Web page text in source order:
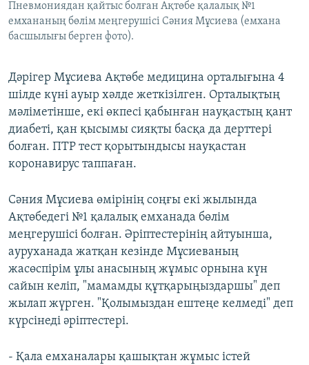
Пневмониядан қайтыс болған Ақтөбе қалалық №1
емхананың бөлім меңгерушісі Сәния Мұсиева (емхана
басшылығы берген фото).
Дәрігер Мұсиева Ақтөбе медицина орталығына 4
шілде күні ауыр хәлде жеткізілген. Орталықтың
мәліметінше, екі өкпесі қабынған науқастың қант
диабеті, қан қысымы сияқты басқа да дерттері
болған. ПТР тест қорытындысы науқастан
коронавирус таппаған.
Сәния Мұсиева өмірінің соңғы екі жылында
Ақтөбедегі №1 қалалық емханада бөлім
меңгерушісі болған. Әріптестерінің айтуынша,
ауруханада жатқан кезінде Мұсиеваның
жасөспірім ұлы анасының жұмыс орнына күн
сайын келіп, "мамамды құтқарыңыздаршы" деп
жылап жүрген. "Қолымыздан ештеңе келмеді" деп
күрсінеді әріптестері.
- Қала емханалары қашықтан жұмыс істей